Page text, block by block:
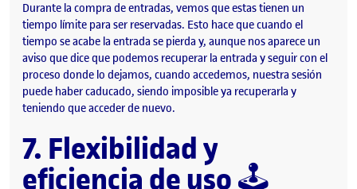
Durante la compra de entradas, vemos que estas tienen un
tiempo límite para ser reservadas. Esto hace que cuando el
tiempo se acabe la entrada se pierda y, aunque nos aparece un
aviso que dice que podemos recuperar la entrada y seguir con el
proceso donde lo dejamos, cuando accedemos, nuestra sesión
puede haber caducado, siendo imposible ya recuperarla y
teniendo que acceder de nuevo.
7. Flexibilidad y
eficiencia de uso 🕹️